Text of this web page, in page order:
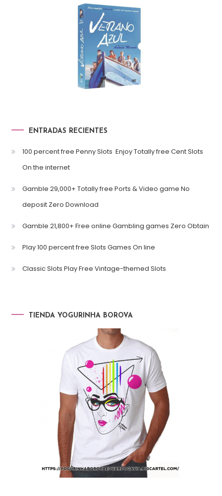
ENTRADAS RECIENTES
100 percent free Penny Slots ️ Enjoy Totally free Cent Slots
On the internet
Gamble 29,000+ Totally free Ports & Video game No
deposit Zero Download
Gamble 21,800+ Free online Gambling games Zero Obtain
Play 100 percent free Slots Games On line
Classic Slots Play Free Vintage-themed Slots
TIENDA YOGURINHA BOROVA